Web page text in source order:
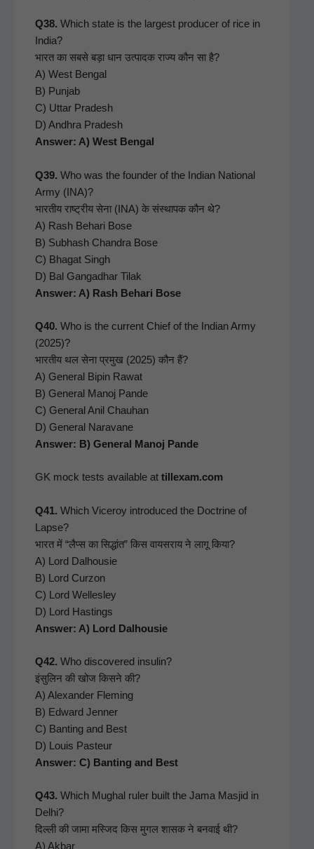
Q38. Which state is the largest pro­duc­er of rice in
India?
भारत का सबसे बड़ा धान उत्पादक राज्य कौन सा है?
A) West Ben­gal
B) Pun­jab
C) Uttar Pradesh
D) Andhra Pradesh
Answer: A) West Bengal
Q39. Who was the founder of the Indi­an Nation­al
Army (INA)?
भारतीय राष्ट्रीय सेना (INA) के संस्थापक कौन थे?
A) Rash Behari Bose
B) Sub­hash Chan­dra Bose
C) Bha­gat Singh
D) Bal Gan­gad­har Tilak
Answer: A) Rash Behari Bose
Q40. Who is the cur­rent Chief of the Indi­an Army
(2025)?
भारतीय थल सेना प्रमुख (2025) कौन हैं?
A) Gen­er­al Bipin Rawat
B) Gen­er­al Manoj Pande
C) Gen­er­al Anil Chauhan
D) Gen­er­al Nar­a­vane
Answer: B) Gen­er­al Manoj Pande
GK mock tests avail­able at tillexam.com
Q41. Which Viceroy intro­duced the Doc­trine of
Lapse?
भारत में “लैप्स का सिद्धांत” किस वायसराय ने लागू किया?
A) Lord Dal­housie
B) Lord Cur­zon
C) Lord Welles­ley
D) Lord Hast­ings
Answer: A) Lord Dalhousie
Q42. Who dis­cov­ered insulin?
इंसुलिन की खोज किसने की?
A) Alexan­der Flem­ing
B) Edward Jen­ner
C) Bant­i­ng and Best
D) Louis Pas­teur
Answer: C) Bant­i­ng and Best
Q43. Which Mughal ruler built the Jama Masjid in
Del­hi?
दिल्ली की जामा मस्जिद किस मुगल शासक ने बनवाई थी?
A) Akbar